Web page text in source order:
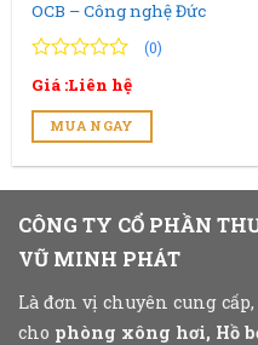
OCB – Công nghệ Đức
trên
5
đánh
(0)
Giá :Liên hệ
MUA NGAY
CÔNG TY CỔ PHẦN
VŨ MINH PHÁT
Là đơn vị chuyên cung
cho phòng xông hơi, Hồ